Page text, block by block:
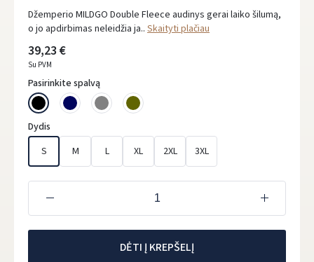
Džemperio MILDGO Double Fleece audinys gerai laiko šilumą,
o jo apdirbimas neleidžia ja.. Skaityti plačiau
39,23 €
Su PVM
Pasirinkite spalvą
Dydis
S
M L XL 2XL 3XL
DĖTI Į KREPŠELĮ